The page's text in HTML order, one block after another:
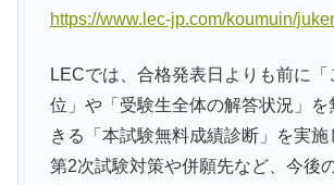
https://www.lec-jp.com/koumuin/
LECでは、合格発表日よりも前に「
位」や「受験生全体の解答状況」を
きる「本試験無料成績診断」を実施
第2次試験対策や併願先など、今後